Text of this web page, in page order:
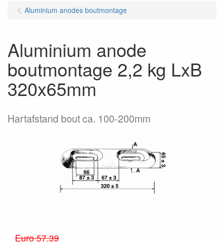
Aluminium anodes boutmontage
Aluminium anode
boutmontage 2,2 kg LxB
320x65mm
Hartafstand bout ca. 100-200mm
Euro 57.39